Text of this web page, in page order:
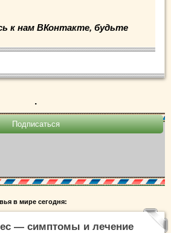
к нам ВКонтакте, будьте
.
в мире сегодня:
— симптомы и лечение